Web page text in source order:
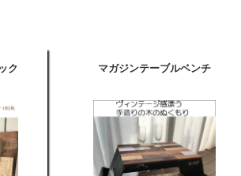
ク マガジンテーブルベンチ